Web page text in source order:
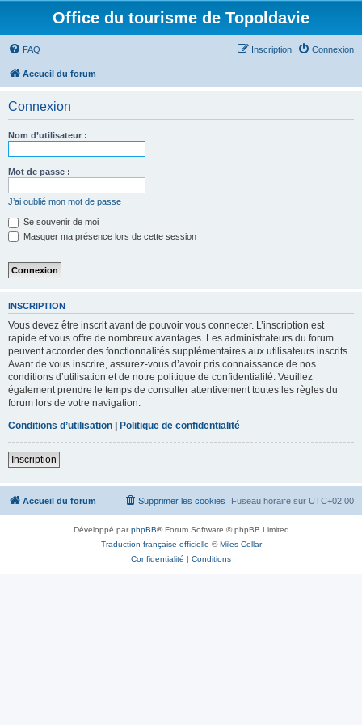
Office du tourisme de Topoldavie
FAQ Connexion
Inscription
Accueil du forum
Connexion
Nom d’utilisateur :
Mot de passe :
J’ai oublié mon mot de passe
Se souvenir de moi
Masquer ma présence lors de cette session
INSCRIPTION
Vous devez être inscrit avant de pouvoir vous connecter. L’inscription est
rapide et vous offre de nombreux avantages. Les administrateurs du forum
peuvent accorder des fonctionnalités supplémentaires aux utilisateurs inscrits.
Avant de vous inscrire, assurez-vous d’avoir pris connaissance de nos
conditions d’utilisation et de notre politique de confidentialité. Veuillez
également prendre le temps de consulter attentivement toutes les règles du
forum lors de votre navigation.
Conditions d’utilisation | Politique de confidentialité
Inscription
Accueil du forum Fuseau horaire sur UTC+02:00
Supprimer les cookies
Développé parphpBB® Forum Software © phpBB Limited
Traduction française officielle ©Miles Cellar
Confidentialité | Conditions